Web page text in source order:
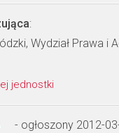
:
Wydział Prawa i
jednostki
- ogłoszony 2012-